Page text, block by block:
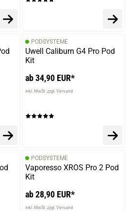
PODSYSTEME
Uwell Caliburn G4 Pro Pod
Kit
ab 34,90 EUR*
inkl. MwSt. zzgl. Versand
PODSYSTEME
Vaporesso XROS Pro 2 Pod
Kit
ab 28,90 EUR*
inkl. MwSt. zzgl. Versand